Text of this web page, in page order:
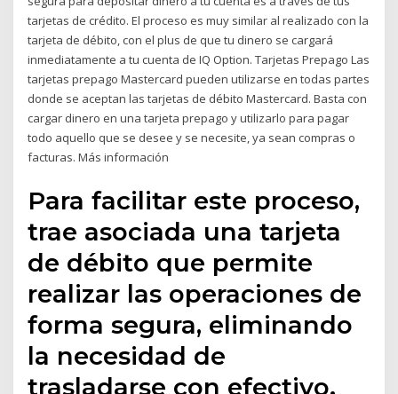
tarjetas de crédito. El proceso es muy similar al realizado con la
tarjeta de débito, con el plus de que tu dinero se cargará
inmediatamente a tu cuenta de IQ Option. Tarjetas Prepago Las
tarjetas prepago Mastercard pueden utilizarse en todas partes
donde se aceptan las tarjetas de débito Mastercard. Basta con
cargar dinero en una tarjeta prepago y utilizarlo para pagar
todo aquello que se desee y se necesite, ya sean compras o
facturas. Más información
Para facilitar este proceso,
trae asociada una tarjeta
de débito que permite
realizar las operaciones de
forma segura, eliminando
la necesidad de
trasladarse con efectivo.